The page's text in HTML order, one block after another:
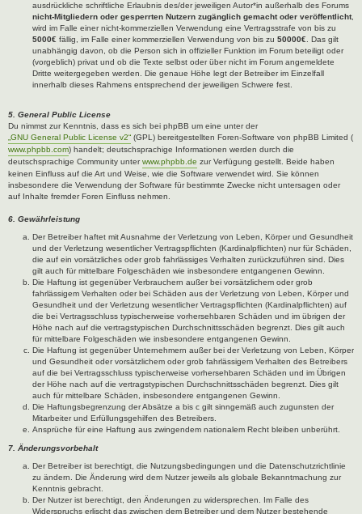
ausdrückliche schriftliche Erlaubnis des/der jeweiligen Autor*in außerhalb des Forums
nicht-Mitgliedern oder gesperrten Nutzern zugänglich gemacht oder veröffentlicht,
wird im Falle einer nicht-kommerziellen Verwendung eine Vertragsstrafe von bis zu
5000€ fällig, im Falle einer kommerziellen Verwendung von bis zu 50000€ . Das gilt
unabhängig davon, ob die Person sich in offizieller Funktion im Forum beteiligt oder
(vorgeblich) privat und ob die Texte selbst oder über nicht im Forum angemeldete
Dritte weitergegeben werden. Die genaue Höhe legt der Betreiber im Einzelfall
innerhalb dieses Rahmens entsprechend der jeweiligen Schwere fest.
5. General Public License
Du nimmst zur Kenntnis, dass es sich bei phpBB um eine unter der
„GNU General Public License v2“ (GPL) bereitgestellten Foren-Software von phpBB Limited (
www.phpbb.com) handelt; deutschsprachige Informationen werden durch die
deutschsprachige Community unterwww.phpbb.de zur Verfügung gestellt. Beide haben
keinen Einfluss auf die Art und Weise, wie die Software verwendet wird. Sie können
insbesondere die Verwendung der Software für bestimmte Zwecke nicht untersagen oder
auf Inhalte fremder Foren Einfluss nehmen.
6. Gewährleistung
Der Betreiber haftet mit Ausnahme der Verletzung von Leben, Körper und Gesundheit
und der Verletzung wesentlicher Vertragspflichten (Kardinalpflichten) nur für Schäden,
die auf ein vorsätzliches oder grob fahrlässiges Verhalten zurückzuführen sind. Dies
gilt auch für mittelbare Folgeschäden wie insbesondere entgangenen Gewinn.
Die Haftung ist gegenüber Verbrauchern außer bei vorsätzlichem oder grob
fahrlässigem Verhalten oder bei Schäden aus der Verletzung von Leben, Körper und
Gesundheit und der Verletzung wesentlicher Vertragspflichten (Kardinalpflichten) auf
die bei Vertragsschluss typischerweise vorhersehbaren Schäden und im übrigen der
Höhe nach auf die vertragstypischen Durchschnittsschäden begrenzt. Dies gilt auch
für mittelbare Folgeschäden wie insbesondere entgangenen Gewinn.
Die Haftung ist gegenüber Unternehmern außer bei der Verletzung von Leben, Körper
und Gesundheit oder vorsätzlichem oder grob fahrlässigem Verhalten des Betreibers
auf die bei Vertragsschluss typischerweise vorhersehbaren Schäden und im Übrigen
der Höhe nach auf die vertragstypischen Durchschnittsschäden begrenzt. Dies gilt
auch für mittelbare Schäden, insbesondere entgangenen Gewinn.
Die Haftungsbegrenzung der Absätze a bis c gilt sinngemäß auch zugunsten der
Mitarbeiter und Erfüllungsgehilfen des Betreibers.
Ansprüche für eine Haftung aus zwingendem nationalem Recht bleiben unberührt.
7. Änderungsvorbehalt
Der Betreiber ist berechtigt, die Nutzungsbedingungen und die Datenschutzrichtlinie
zu ändern. Die Änderung wird dem Nutzer jeweils als globale Bekanntmachung zur
Kenntnis gebracht.
Der Nutzer ist berechtigt, den Änderungen zu widersprechen. Im Falle des
Widerspruchs erlischt das zwischen dem Betreiber und dem Nutzer bestehende